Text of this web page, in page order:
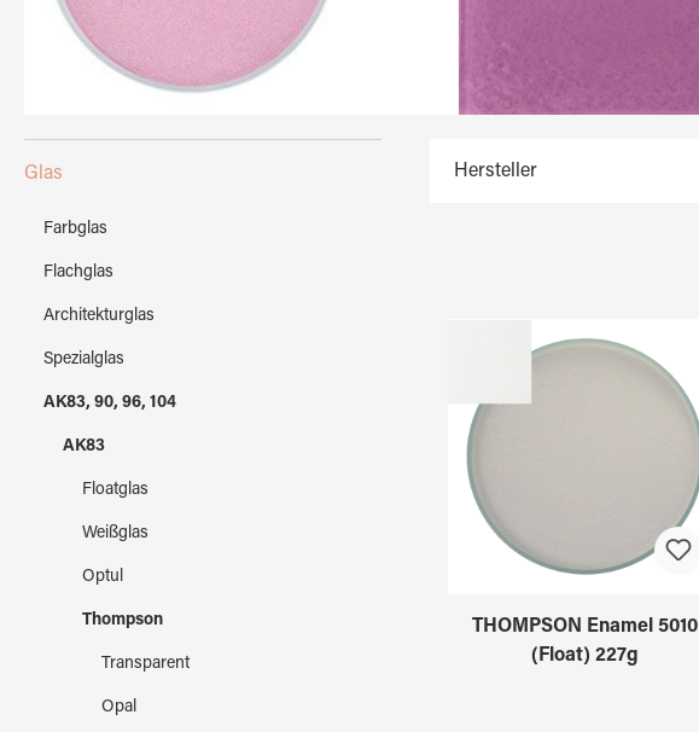
Glas
Farbglas
Flachglas
Architekturglas
Spezialglas
AK83, 90, 96, 104
AK83
Floatglas
Weißglas
Optul
Thompson
Transparent
Opal
Hersteller
THOMPSON Enamel 5010
(Float) 227g